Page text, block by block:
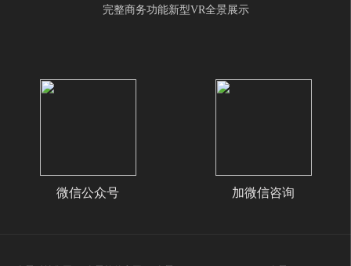
完整商务功能新型VR全景展示
微信公众号 加微信咨询